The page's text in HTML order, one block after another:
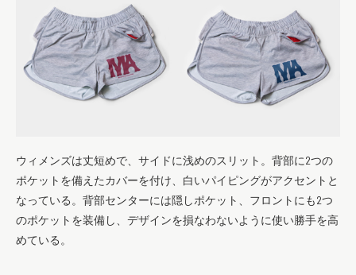
ウィメンズは丈短めで、サイドに浅めのスリット。背部に2つの
ポケットを備えたカバーを付け、白いパイピングがアクセントと
なっている。背部センターには隠しポケット、フロントにも2つ
のポケットを装備し、デザインを損なわないように使い勝手を高
めている。